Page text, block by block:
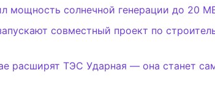
мощность солнечной генерации до 20
совместный проект по
расширят ТЭС Ударная — она станет